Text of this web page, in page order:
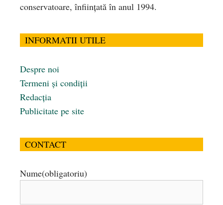
conservatoare, înfiinţată în anul 1994.
INFORMATII UTILE
Despre noi
Termeni și condiții
Redacția
Publicitate pe site
CONTACT
Nume(obligatoriu)